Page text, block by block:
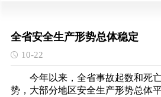
全省安全生产形势总体稳定
10-22
今年以来，全省事故起数和死亡
势，大部分地区安全生产形势总体